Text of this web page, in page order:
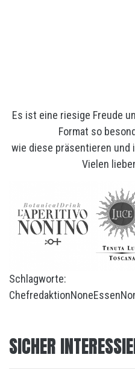
Es ist eine riesige Freude
Format so
wie diese präsentieren und
Vielen
Schlagworte:
ChefredaktionNoneEssen
SICHER